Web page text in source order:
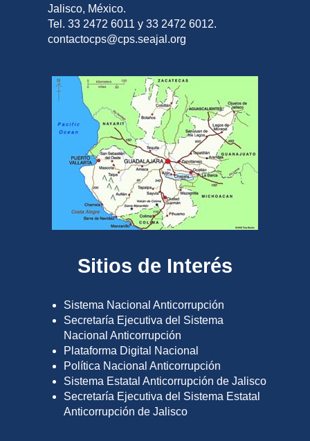
Jalisco, México.
Tel. 33 2472 6011 y 33 2472 6012.
contactocps@cps.seajal.org
Sitios de Interés
Sistema Nacional Anticorrupción
Secretaría Ejecutiva del Sistema
Nacional Anticorrupción
Plataforma Digital Nacional
Política Nacional Anticorrupción
Sistema Estatal Anticorrupción de Jalisco
Secretaría Ejecutiva del Sistema Estatal
Anticorrupción de Jalisco